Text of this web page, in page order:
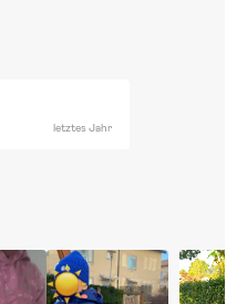
letztes Jahr